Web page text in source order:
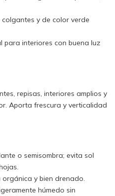
y de color verde
para interiores con buena luz
repisas, interiores amplios y
Aporta frescura y verticalidad
o semisombra; evita sol
orgánica y bien drenado.
húmedo sin